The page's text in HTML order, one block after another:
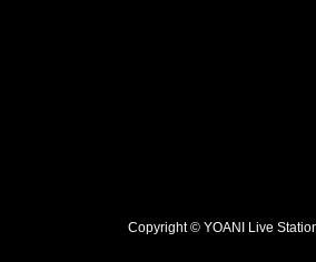
Copyright © YOANI Live